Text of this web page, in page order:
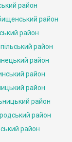
район
район
район
район
район
район
район
район
район
район